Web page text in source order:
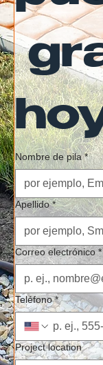
Nombre de pila *
Apellido *
Correo electrónico *
Teléfono *
Project location